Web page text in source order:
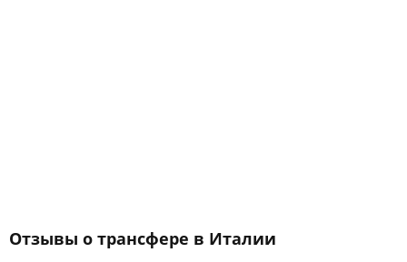
Отзывы о трансфере в Италии